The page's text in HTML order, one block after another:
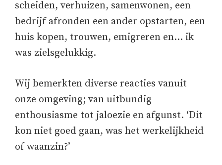
scheiden, verhuizen, samenwonen, een
bedrijf afronden een ander opstarten, een
huis kopen, trouwen, emigreren en… ik
was zielsgelukkig.
Wij bemerkten diverse reacties vanuit
onze omgeving; van uitbundig
enthousiasme tot jaloezie en afgunst. ‘Dit
kon niet goed gaan, was het werkelijkheid
of waanzin?’